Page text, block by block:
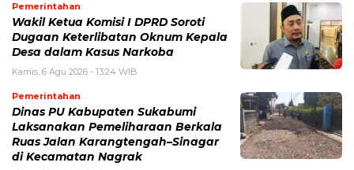
Pemerintahan
Wakil Ketua Komisi I DPRD Soroti
Dugaan Keterlibatan Oknum Kepala
Desa dalam Kasus Narkoba
Kamis, 6 Agu 2026 - 13:24 WIB
Pemerintahan
Dinas PU Kabupaten Sukabumi
Laksanakan Pemeliharaan Berkala
Ruas Jalan Karangtengah–Sinagar
di Kecamatan Nagrak